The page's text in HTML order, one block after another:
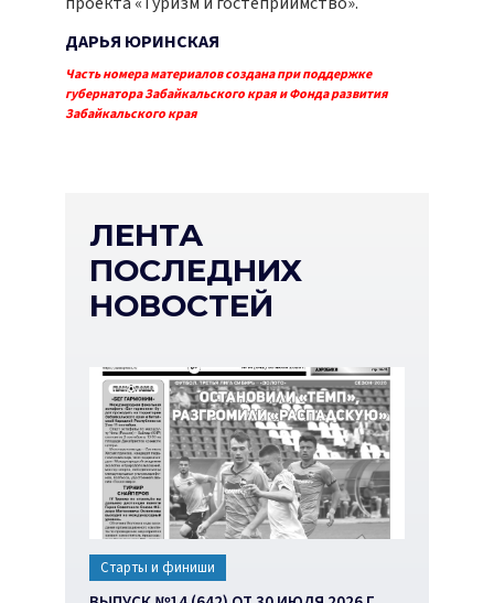
ДАРЬЯ ЮРИНСКАЯ
Часть номера материалов создана при поддержке
губернатора Забайкальского края и Фонда развития
Забайкальского края
ЛЕНТА
ПОСЛЕДНИХ
НОВОСТЕЙ
Старты и финиши